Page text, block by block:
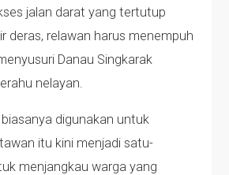
jalan darat yang tertutup
deras, relawan harus menempuh
Danau Singkarak
nelayan.
digunakan untuk
itu kini menjadi satu-
menjangkau warga yang